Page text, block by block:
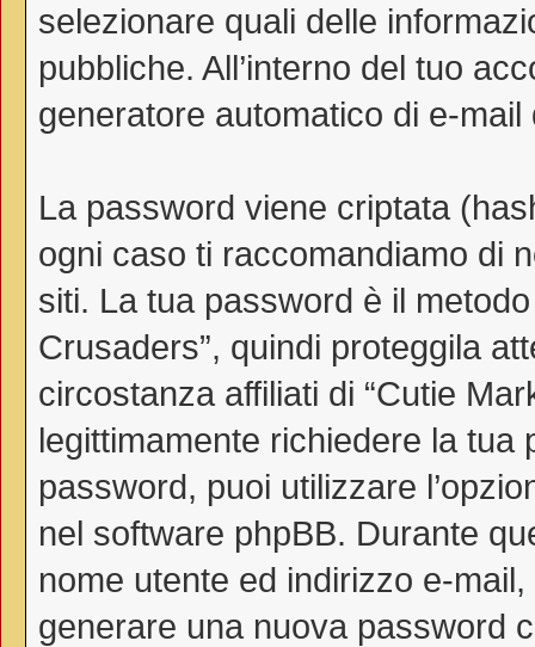
selezionare quali delle
pubbliche. All’interno del tuo
generatore automatico di e-
La password viene criptata
ogni caso ti raccomandiamo di
siti. La tua password è il
Crusaders”, quindi proteggila
circostanza affiliati di “Cutie
legittimamente richiedere la
password, puoi utilizzare
nel software phpBB. Durante
nome utente ed indirizzo e-
generare una nuova password